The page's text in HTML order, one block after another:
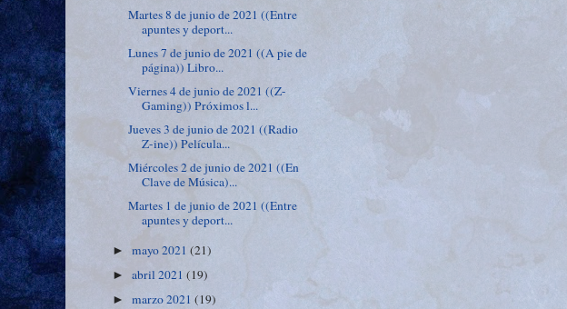
Martes 8 de junio de 2021 ((Entre
apuntes y deport...
Lunes 7 de junio de 2021 ((A pie de
página)) Libro...
Viernes 4 de junio de 2021 ((Z-
Gaming)) Próximos l...
Jueves 3 de junio de 2021 ((Radio
Z-ine)) Película...
Miércoles 2 de junio de 2021 ((En
Clave de Música)...
Martes 1 de junio de 2021 ((Entre
apuntes y deport...
►mayo 2021(21)
►abril 2021(19)
►marzo 2021(19)